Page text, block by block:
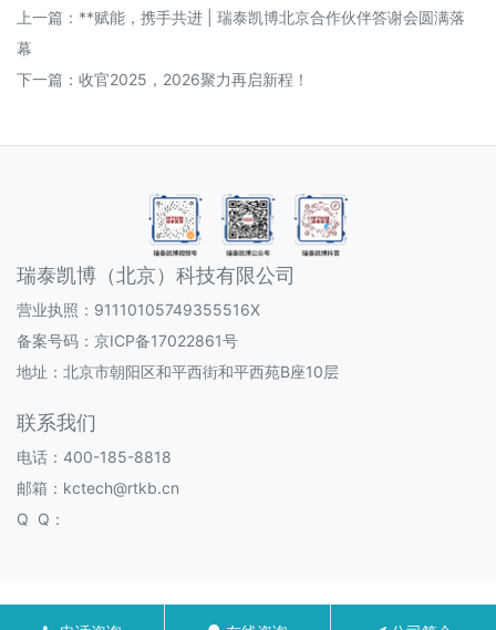
上一篇： **赋能，携手共进 | 瑞泰凯博北京合作伙伴答谢会圆满落
幕
下一篇： 收官2025，2026聚力再启新程！
瑞泰凯博（北京）科技有限公司
营业执照：91110105749355516X
备案号码： 京ICP备17022861号
地址：北京市朝阳区和平西街和平西苑B座10层
联系我们
电话：400-185-8818
邮箱：kctech@rtkb.cn
Q Q：